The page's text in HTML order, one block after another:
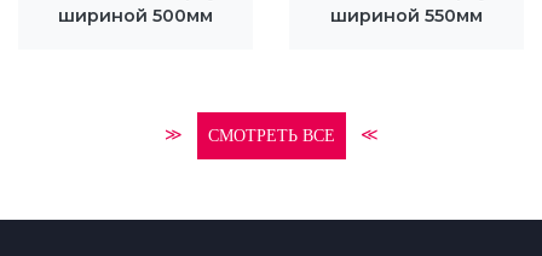
шириной 500мм
шириной 550мм
≫ СМОТРЕТЬ ВСЕ ≪